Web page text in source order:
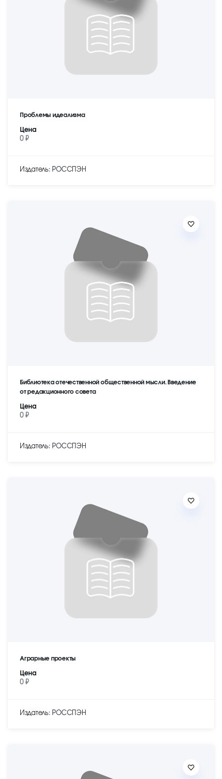
Проблемы идеализма
Цена
0 ₽
Издатель: РОССПЭН
Библиотека отечественной общественной мысли. Введение
от редакционного совета
Цена
0 ₽
Издатель: РОССПЭН
Аграрные проекты
Цена
0 ₽
Издатель: РОССПЭН